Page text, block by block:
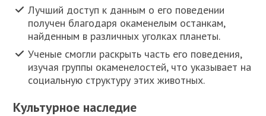
Лучший доступ к данным о его поведении
получен благодаря окаменелым останкам,
найденным в различных уголках планеты.
Ученые смогли раскрыть часть его поведения,
изучая группы окаменелостей, что указывает на
социальную структуру этих животных.
Культурное наследие